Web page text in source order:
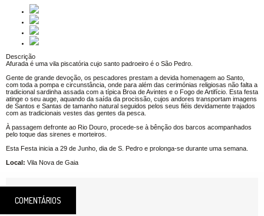
Descrição
Afurada é uma vila piscatória cujo santo padroeiro é o São Pedro.
Gente de grande devoção, os pescadores prestam a devida homenagem ao Santo,
com toda a pompa e circunstância, onde para além das cerimónias religiosas não falta a
tradicional sardinha assada com a típica Broa de Avintes e o Fogo de Artifício. Esta festa
atinge o seu auge, aquando da saída da procissão, cujos andores transportam imagens
de Santos e Santas de tamanho natural seguidos pelos seus fiéis devidamente trajados
com as tradicionais vestes das gentes da pesca.
À passagem defronte ao Rio Douro, procede-se à bênção dos barcos acompanhados
pelo toque das sirenes e morteiros.
Esta Festa inicia a 29 de Junho, dia de S. Pedro e prolonga-se durante uma semana.
Local: Vila Nova de Gaia
COMENTÁRIOS